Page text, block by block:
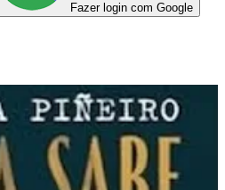
Fazer login com Google